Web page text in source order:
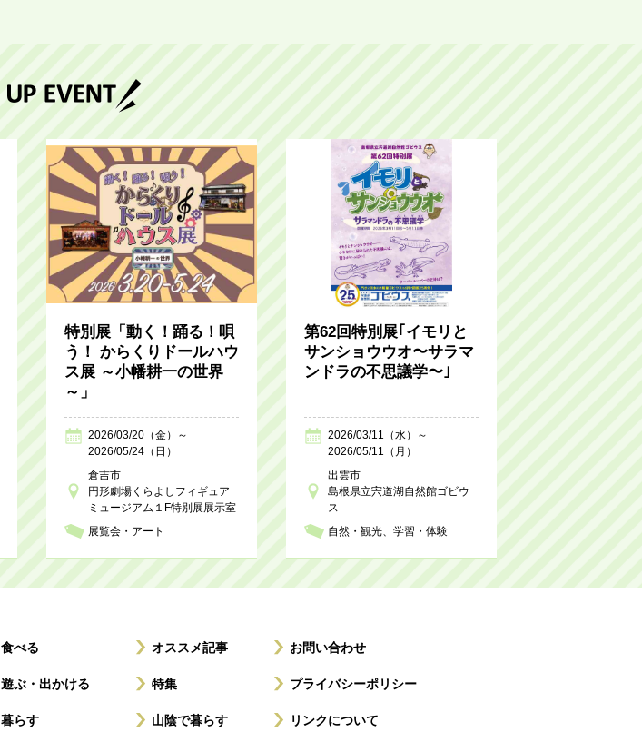
特別展「動く！踊る！唄
う！ からくりドールハウ
ス展 ～小幡耕一の世界
～」
2026/03/20（金）～
2026/05/24（日）
倉吉市
円形劇場くらよしフィギュア
ミュージアム１F特別展展示室
展覧会・アート
第62回特別展｢イモリと
サンショウウオ〜サラマ
ンドラの不思議学〜｣
2026/03/11（水）～
2026/05/11（月）
出雲市
島根県立宍道湖自然館ゴビウ
ス
自然・観光
学習・体験
食べる
遊ぶ・出かける
暮らす
オススメ記事
特集
山陰で暮らす
お問い合わせ
プライバシーポリシー
リンクについて